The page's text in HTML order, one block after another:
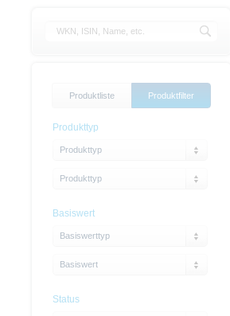
Produktliste Produktfilter
Produkttyp
Produkttyp
Produkttyp
Basiswert
Basiswerttyp
Basiswert
Status